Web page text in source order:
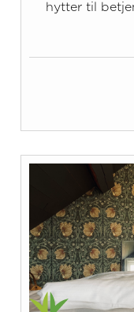
hytter til